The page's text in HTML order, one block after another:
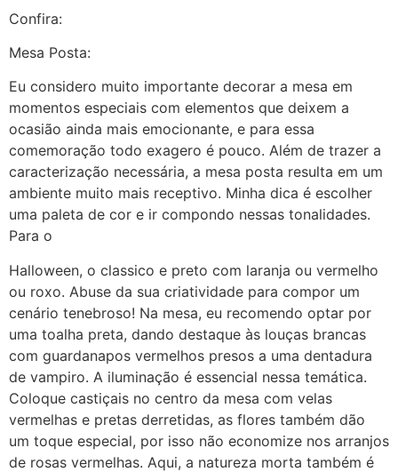
Confira:
Mesa Posta:
Eu considero muito importante decorar a mesa em
momentos especiais com elementos que deixem a
ocasião ainda mais emocionante, e para essa
comemoração todo exagero é pouco. Além de trazer a
caracterização necessária, a mesa posta resulta em um
ambiente muito mais receptivo. Minha dica é escolher
uma paleta de cor e ir compondo nessas tonalidades.
Para o
Halloween, o classico e preto com laranja ou vermelho
ou roxo. Abuse da sua criatividade para compor um
cenário tenebroso! Na mesa, eu recomendo optar por
uma toalha preta, dando destaque às louças brancas
com guardanapos vermelhos presos a uma dentadura
de vampiro. A iluminação é essencial nessa temática.
Coloque castiçais no centro da mesa com velas
vermelhas e pretas derretidas, as flores também dão
um toque especial, por isso não economize nos arranjos
de rosas vermelhas. Aqui, a natureza morta também é